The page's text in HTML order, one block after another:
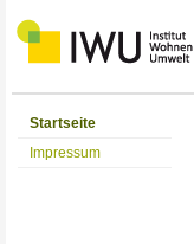
Startseite
Impressum